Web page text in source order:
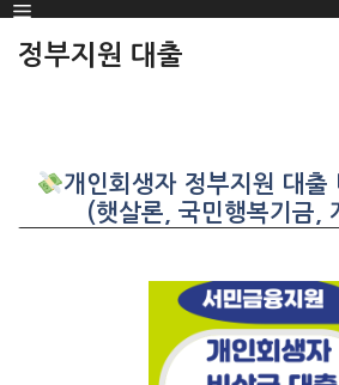
SKIP
TO
Menu
정부지원 대출
개인회생자 정부지원 대출
(햇살론, 국민행복기금,